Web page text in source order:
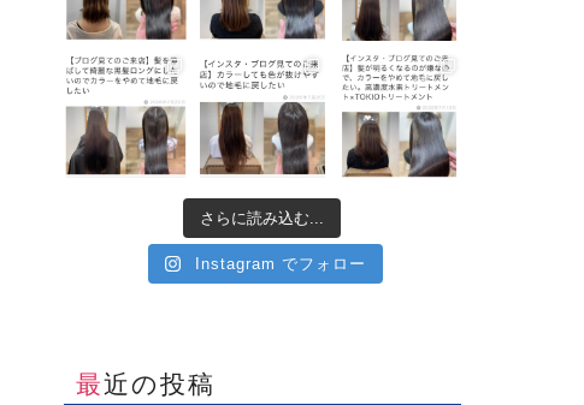
さらに読み込む...
Instagram でフォロー
最近の投稿